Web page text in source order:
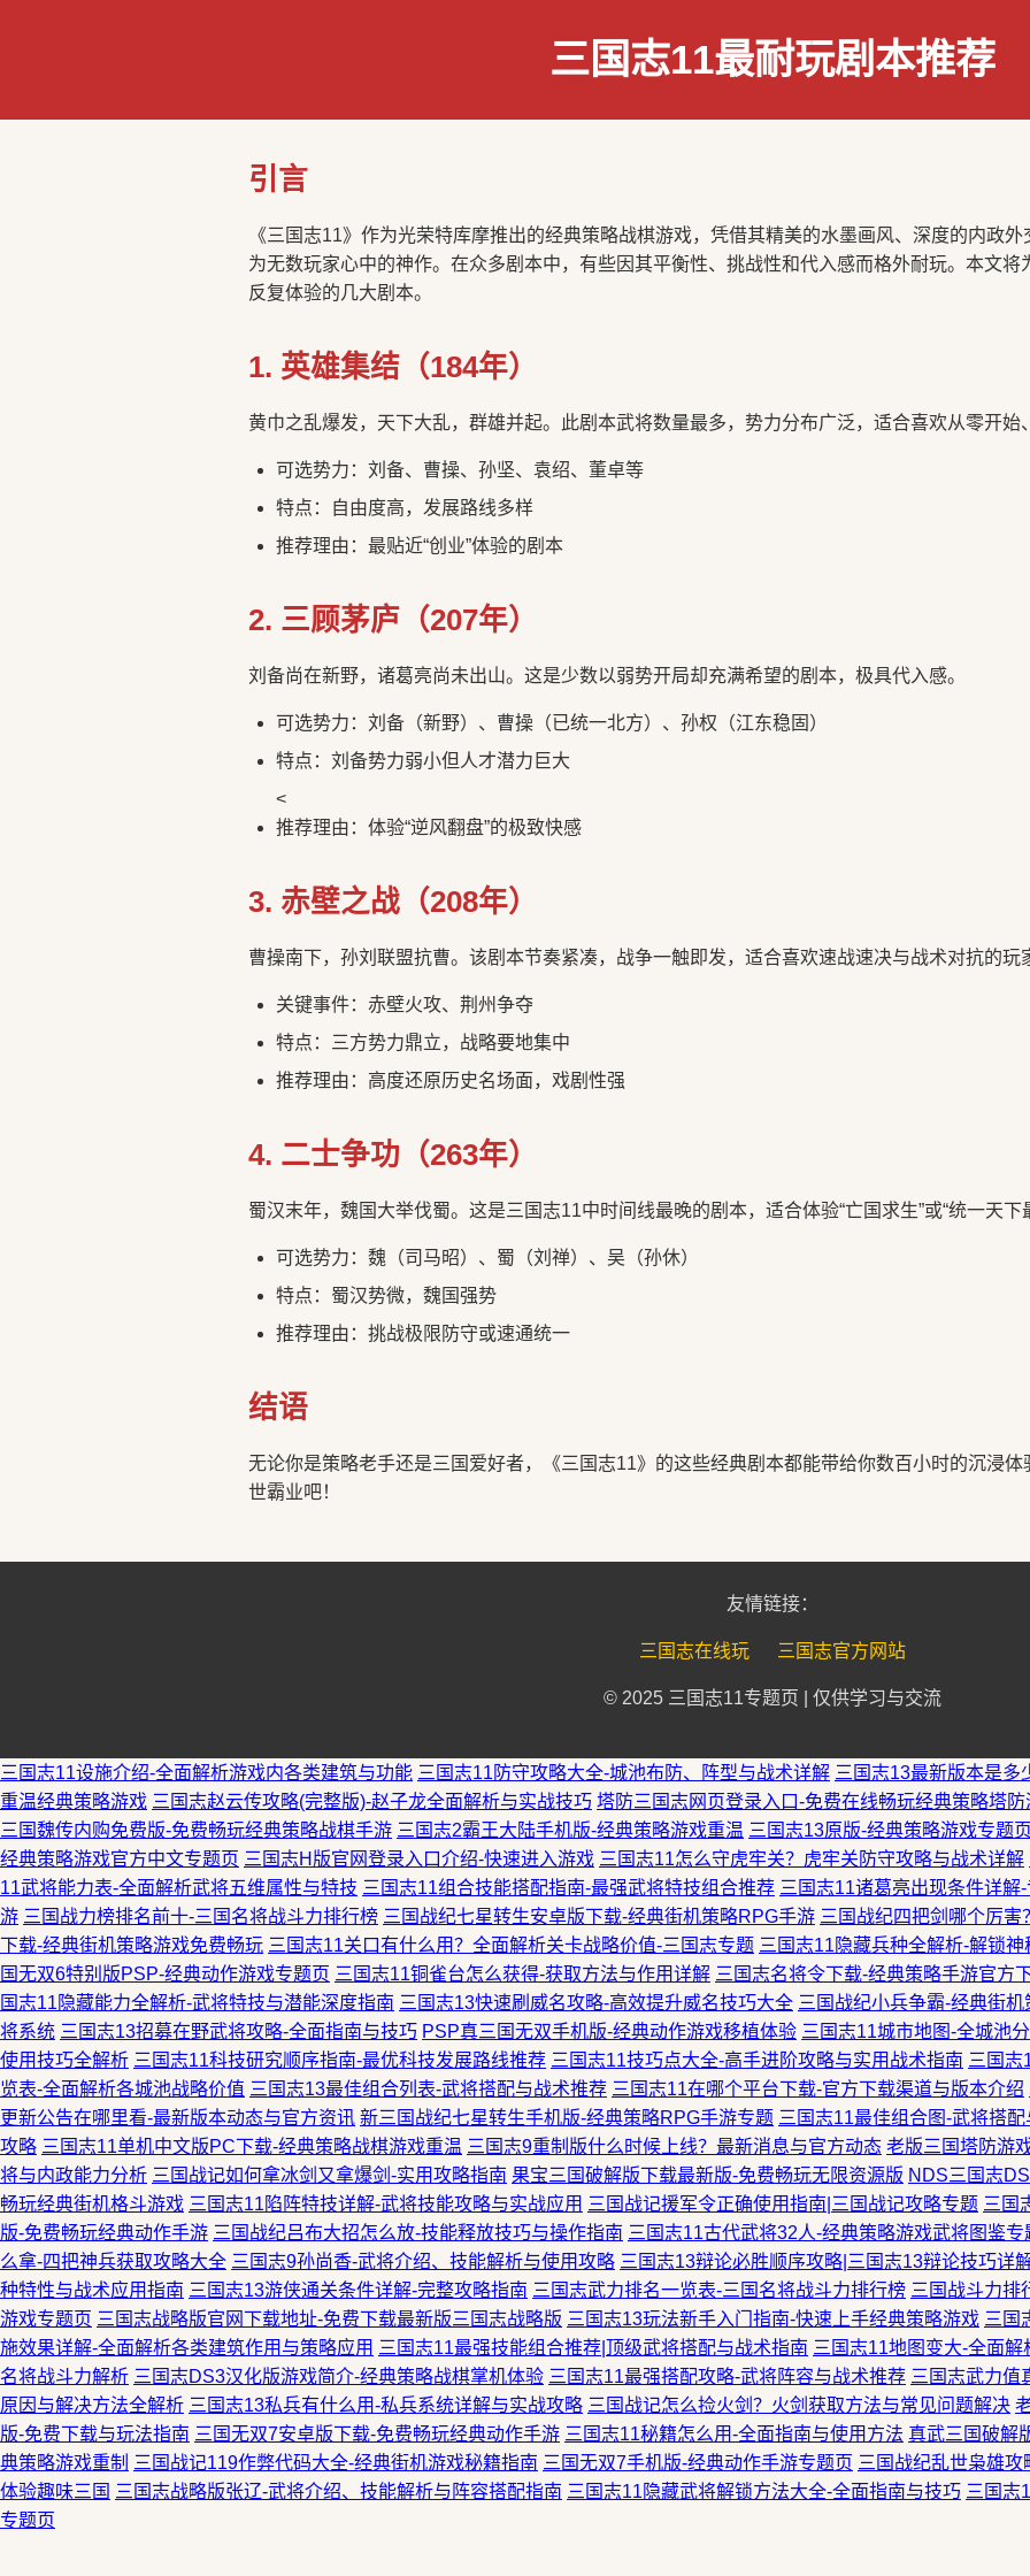
三国志11最耐玩剧本推荐
引言
《三国志11》作为光荣特库摩推出的经典策略战棋游戏，凭借其精美的水墨画风、深度的内政
为无数玩家心中的神作。在众多剧本中，有些因其平衡性、挑战性和代入感而格外耐玩。本文
反复体验的几大剧本。
1. 英雄集结（184年）
黄巾之乱爆发，天下大乱，群雄并起。此剧本武将数量最多，势力分布广泛，适合喜欢从零开始
可选势力：刘备、曹操、孙坚、袁绍、董卓等
特点：自由度高，发展路线多样
推荐理由：最贴近“创业”体验的剧本
2. 三顾茅庐（207年）
刘备尚在新野，诸葛亮尚未出山。这是少数以弱势开局却充满希望的剧本，极具代入感。
可选势力：刘备（新野）、曹操（已统一北方）、孙权（江东稳固）
特点：刘备势力弱小但人才潜力巨大
<
推荐理由：体验“逆风翻盘”的极致快感
3. 赤壁之战（208年）
曹操南下，孙刘联盟抗曹。该剧本节奏紧凑，战争一触即发，适合喜欢速战速决与战术对抗的玩
关键事件：赤壁火攻、荆州争夺
特点：三方势力鼎立，战略要地集中
推荐理由：高度还原历史名场面，戏剧性强
4. 二士争功（263年）
蜀汉末年，魏国大举伐蜀。这是三国志11中时间线最晚的剧本，适合体验“亡国求生”或“统一天下
可选势力：魏（司马昭）、蜀（刘禅）、吴（孙休）
特点：蜀汉势微，魏国强势
推荐理由：挑战极限防守或速通统一
结语
无论你是策略老手还是三国爱好者，《三国志11》的这些经典剧本都能带给你数百小时的沉浸
世霸业吧！
友情链接：
三国志在线玩 三国志官方网站
© 2025 三国志11专题页 | 仅供学习与交流
三国志11设施介绍-全面解析游戏内各类建筑与功能 三国志11防守攻略大全-城池布防、阵型与战术详解 三国志13最新版本是多
重温经典策略游戏 三国志赵云传攻略(完整版)-赵子龙全面解析与实战技巧 塔防三国志网页登录入口-免费在线畅玩经典策略塔防
三国魏传内购免费版-免费畅玩经典策略战棋手游 三国志2霸王大陆手机版-经典策略游戏重温 三国志13原版-经典策略游戏专题
经典策略游戏官方中文专题页 三国志H版官网登录入口介绍-快速进入游戏 三国志11怎么守虎牢关？虎牢关防守攻略与战术详解
11武将能力表-全面解析武将五维属性与特技 三国志11组合技能搭配指南-最强武将特技组合推荐 三国志11诸葛亮出现条件详解
游 三国战力榜排名前十-三国名将战斗力排行榜 三国战纪七星转生安卓版下载-经典街机策略RPG手游 三国战纪四把剑哪个厉
下载-经典街机策略游戏免费畅玩 三国志11关口有什么用？全面解析关卡战略价值-三国志专题 三国志11隐藏兵种全解析-解锁
国无双6特别版PSP-经典动作游戏专题页 三国志11铜雀台怎么获得-获取方法与作用详解 三国志名将令下载-经典策略手游官方
国志11隐藏能力全解析-武将特技与潜能深度指南 三国志13快速刷威名攻略-高效提升威名技巧大全 三国战纪小兵争霸-经典街
将系统 三国志13招募在野武将攻略-全面指南与技巧 PSP真三国无双手机版-经典动作游戏移植体验 三国志11城市地图-全城池
使用技巧全解析 三国志11科技研究顺序指南-最优科技发展路线推荐 三国志11技巧点大全-高手进阶攻略与实用战术指南 三国志
览表-全面解析各城池战略价值 三国志13最佳组合列表-武将搭配与战术推荐 三国志11在哪个平台下载-官方下载渠道与版本介绍
更新公告在哪里看-最新版本动态与官方资讯 新三国战纪七星转生手机版-经典策略RPG手游专题 三国志11最佳组合图-武将搭
攻略 三国志11单机中文版PC下载-经典策略战棋游戏重温 三国志9重制版什么时候上线？最新消息与官方动态 老版三国塔防游
将与内政能力分析 三国战记如何拿冰剑又拿爆剑-实用攻略指南 果宝三国破解版下载最新版-免费畅玩无限资源版 NDS三国志
畅玩经典街机格斗游戏 三国志11陷阵特技详解-武将技能攻略与实战应用 三国战记援军令正确使用指南|三国战记攻略专题 三国
版-免费畅玩经典动作手游 三国战纪吕布大招怎么放-技能释放技巧与操作指南 三国志11古代武将32人-经典策略游戏武将图鉴专
么拿-四把神兵获取攻略大全 三国志9孙尚香-武将介绍、技能解析与使用攻略 三国志13辩论必胜顺序攻略|三国志13辩论技巧详
种特性与战术应用指南 三国志13游侠通关条件详解-完整攻略指南 三国志武力排名一览表-三国名将战斗力排行榜 三国战斗力排
游戏专题页 三国志战略版官网下载地址-免费下载最新版三国志战略版 三国志13玩法新手入门指南-快速上手经典策略游戏 三国
施效果详解-全面解析各类建筑作用与策略应用 三国志11最强技能组合推荐|顶级武将搭配与战术指南 三国志11地图变大-全面解
名将战斗力解析 三国志DS3汉化版游戏简介-经典策略战棋掌机体验 三国志11最强搭配攻略-武将阵容与战术推荐 三国志武力值
原因与解决方法全解析 三国志13私兵有什么用-私兵系统详解与实战攻略 三国战记怎么捡火剑？火剑获取方法与常见问题解决
版-免费下载与玩法指南 三国无双7安卓版下载-免费畅玩经典动作手游 三国志11秘籍怎么用-全面指南与使用方法 真武三国破解
典策略游戏重制 三国战记119作弊代码大全-经典街机游戏秘籍指南 三国无双7手机版-经典动作手游专题页 三国战纪乱世枭雄
体验趣味三国 三国志战略版张辽-武将介绍、技能解析与阵容搭配指南 三国志11隐藏武将解锁方法大全-全面指南与技巧 三国志
专题页